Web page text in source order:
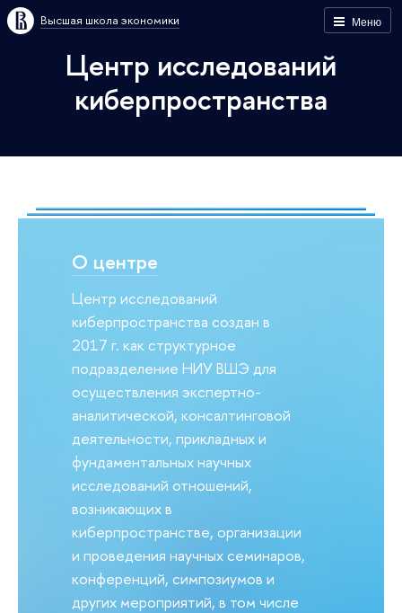
Меню
Высшая школа экономики
Центр исследований
киберпространства
О центре
Центр исследований
киберпространства создан в
2017 г. как структурное
подразделение НИУ ВШЭ для
осуществления экспертно-
аналитической, консалтинговой
деятельности, прикладных и
фундаментальных научных
исследований отношений,
возникающих в
киберпространстве, организации
и проведения научных семинаров,
конференций, симпозиумов и
других мероприятий, в том числе